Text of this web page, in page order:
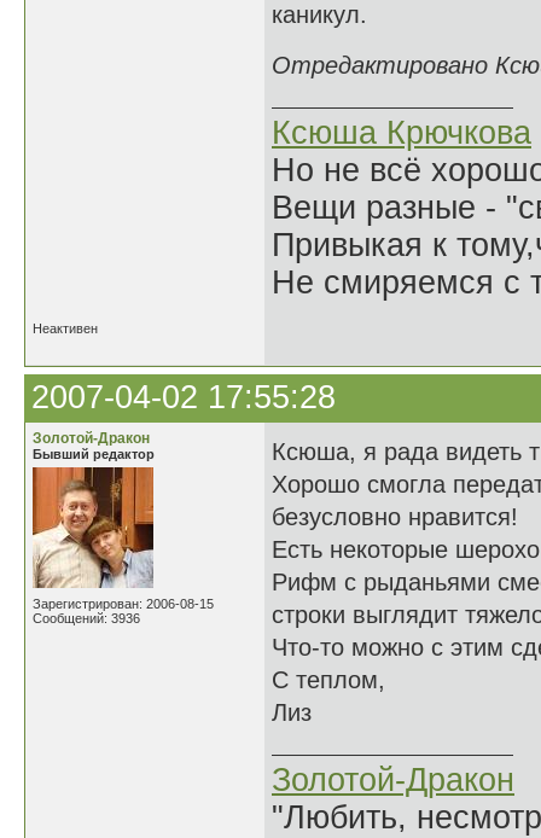
каникул.
Отредактировано
Ксюша Крючкова
Но не всё
Вещи разные -
Привыкая к
Не смиряемся с
Неактивен
2007-04-02 17:55:28
Золотой-Дракон
Бывший редактор
Зарегистрирован: 2006-08-15
Сообщений: 3936
Ксюша, я рада видеть
Хорошо смогла
безусловно нравится!
Есть некоторые
Рифм с рыданьями
строки выглядит
Что-то можно с этим
С теплом,
Лиз
Золотой-Дракон
"Любить,